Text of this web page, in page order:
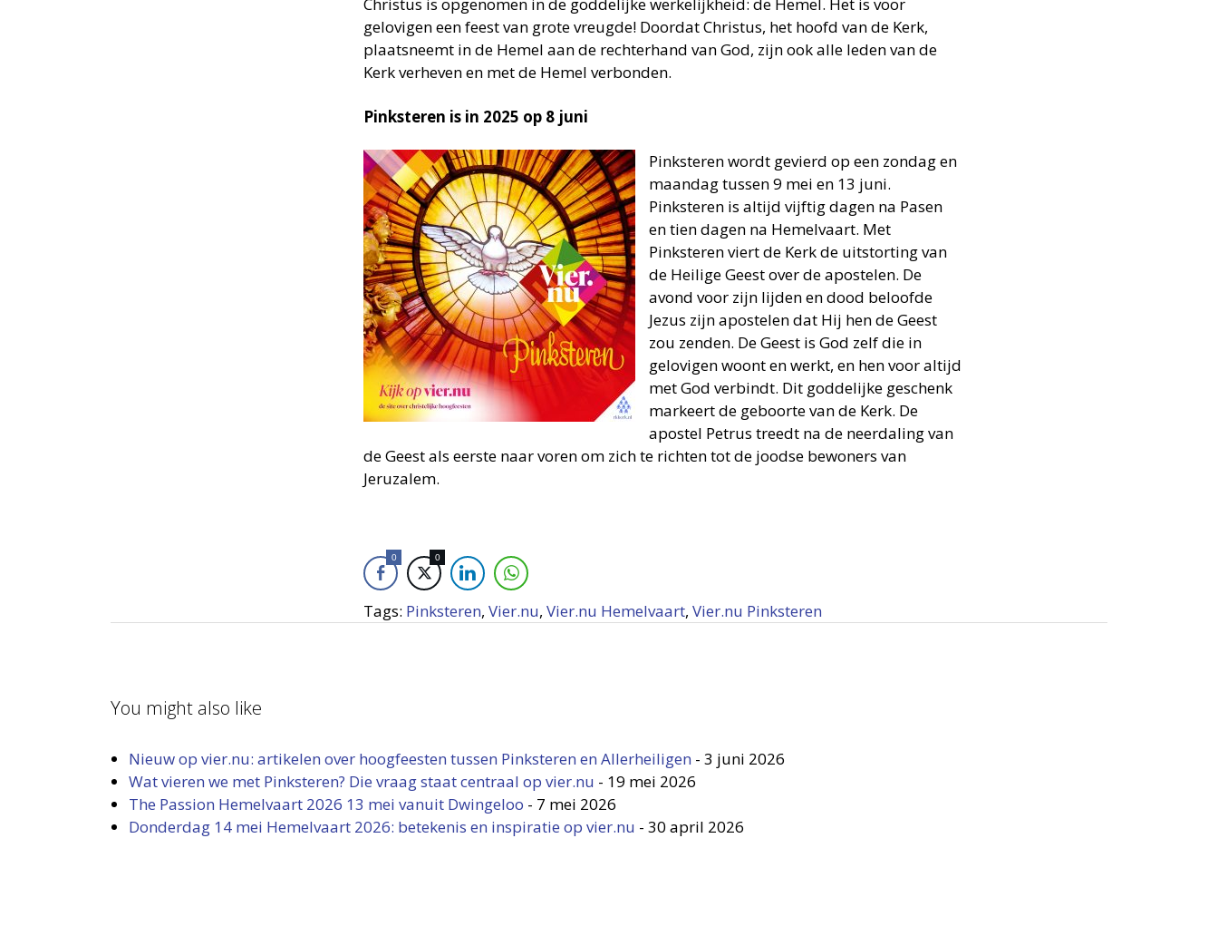
gelovigen een feest van grote vreugde! Doordat Christus, het hoofd van de Kerk,
plaatsneemt in de Hemel aan de rechterhand van God, zijn ook alle leden van de
Kerk verheven en met de Hemel verbonden.
Pinksteren is in 2025 op 8 juni
Pinksteren wordt gevierd op een zondag en
maandag tussen 9 mei en 13 juni.
Pinksteren is altijd vijftig dagen na Pasen
en tien dagen na Hemelvaart. Met
Pinksteren viert de Kerk de uitstorting van
de Heilige Geest over de apostelen. De
avond voor zijn lijden en dood beloofde
Jezus zijn apostelen dat Hij hen de Geest
zou zenden. De Geest is God zelf die in
gelovigen woont en werkt, en hen voor altijd
met God verbindt. Dit goddelijke geschenk
markeert de geboorte van de Kerk. De
apostel Petrus treedt na de neerdaling van
de Geest als eerste naar voren om zich te richten tot de joodse bewoners van
Jeruzalem.
0 0
Tags: Pinksteren, Vier.nu, Vier.nu Hemelvaart, Vier.nu Pinksteren
You might also like
Nieuw op vier.nu: artikelen over hoogfeesten tussen Pinksteren en Allerheiligen - 3 juni 2026
Wat vieren we met Pinksteren? Die vraag staat centraal op vier.nu - 19 mei 2026
The Passion Hemelvaart 2026 13 mei vanuit Dwingeloo - 7 mei 2026
Donderdag 14 mei Hemelvaart 2026: betekenis en inspiratie op vier.nu - 30 april 2026